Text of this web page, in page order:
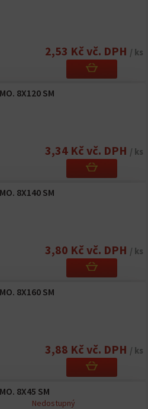
2,53 Kč vč. DPH / ks
8X120 SM
3,34 Kč vč. DPH / ks
8X140 SM
3,80 Kč vč. DPH / ks
8X160 SM
3,88 Kč vč. DPH / ks
8X45 SM
Nedostupný